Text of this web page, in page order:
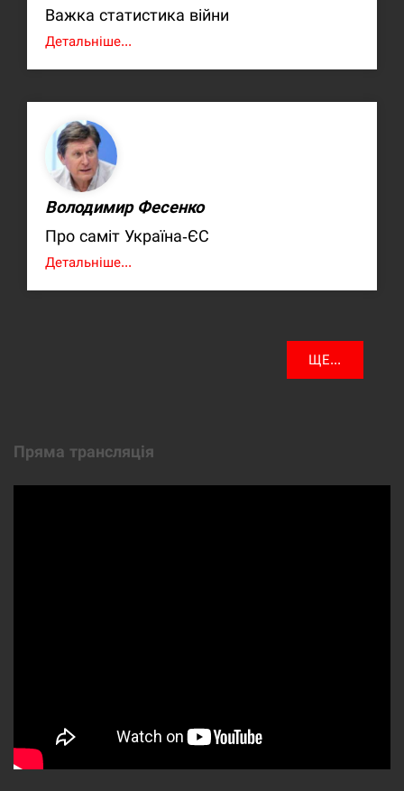
Важка статистика війни
Детальніше...
Володимир Фесенко
Про саміт Україна-ЄС
Детальніше...
ЩЕ...
Пряма трансляція